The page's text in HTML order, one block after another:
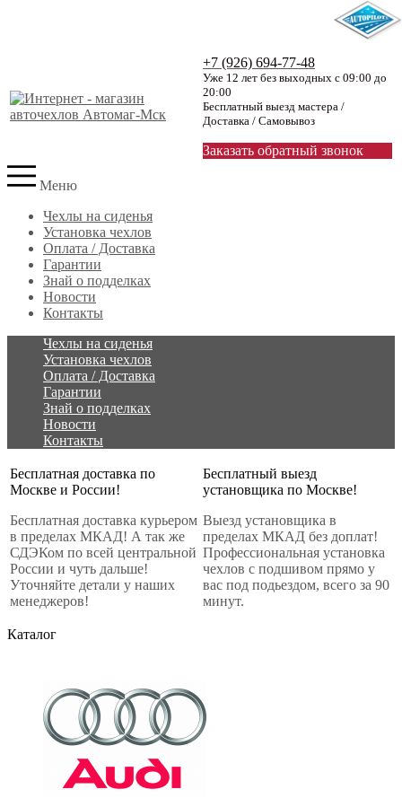
+7 (926) 694-77-48
Уже 12 лет без выходных с 09:00 до
20:00
Бесплатный выезд мастера /
Доставка / Самовывоз
Заказать обратный звонок
Меню
Чехлы на сиденья
Установка чехлов
Оплата / Доставка
Гарантии
Знай о подделках
Новости
Контакты
Чехлы на сиденья
Установка чехлов
Оплата / Доставка
Гарантии
Знай о подделках
Новости
Контакты
Бесплатная доставка по
Москве и России!
Бесплатная доставка курьером
в пределах МКАД! А так же
СДЭКом по всей центральной
России и чуть дальше!
Уточняйте детали у наших
менеджеров!
Бесплатный выезд
установщика по Москве!
Выезд установщика в
пределах МКАД без доплат!
Профессиональная установка
чехлов с подшивом прямо у
вас под подьездом, всего за 90
минут.
Каталог